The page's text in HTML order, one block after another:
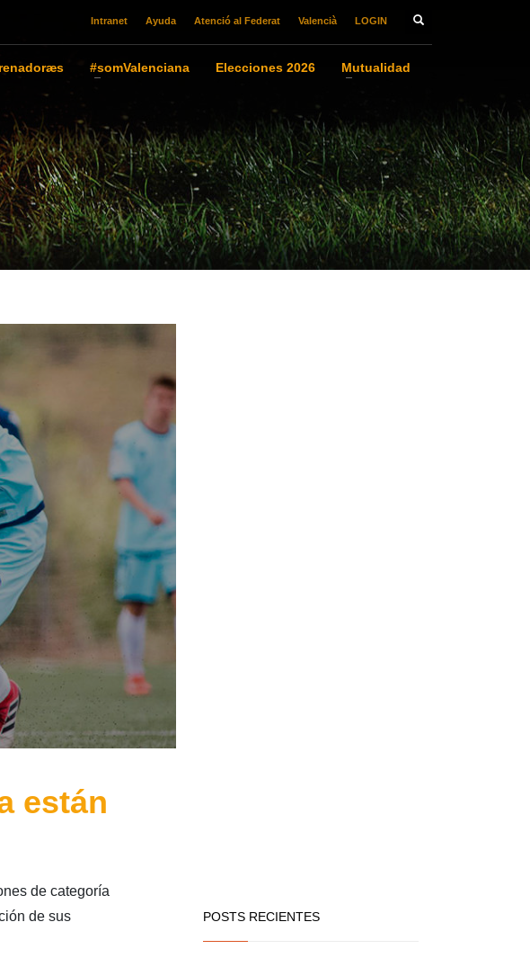
Intranet Ayuda Atenció al Federat Valencià LOGIN
#somValenciana Elecciones 2026
Mutualidad
están
de categoría
de sus
POSTS RECIENTES